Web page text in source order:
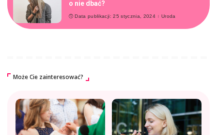
o nie dbać?
Data publikacji: 25 stycznia, 2024 Uroda
Może Cie zainteresować?